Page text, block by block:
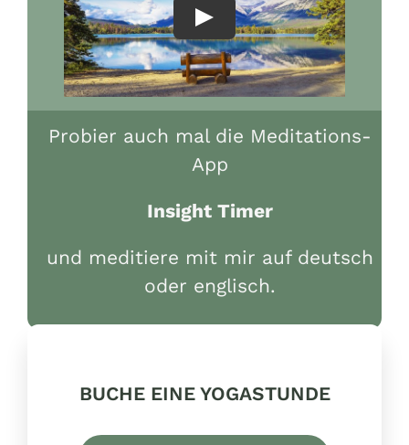
Probier auch mal die Meditations-
App
Insight Timer
und meditiere mit mir auf deutsch
oder englisch.
BUCHE EINE YOGASTUNDE